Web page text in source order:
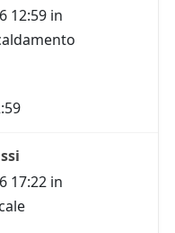
12:59 in
17:22 in